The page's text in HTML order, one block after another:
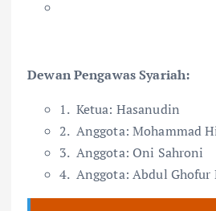
Dewan Pengawas Syariah:
1. Ketua: Hasanudin
2. Anggota: Mohammad
3. Anggota: Oni Sahroni
4. Anggota: Abdul Ghofur